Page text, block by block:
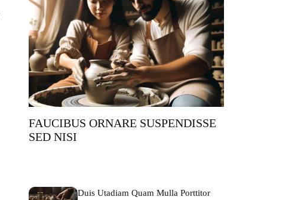
FAUCIBUS ORNARE SUSPENDISSE
SED NISI
Duis Utadiam Quam Mulla Porttitor